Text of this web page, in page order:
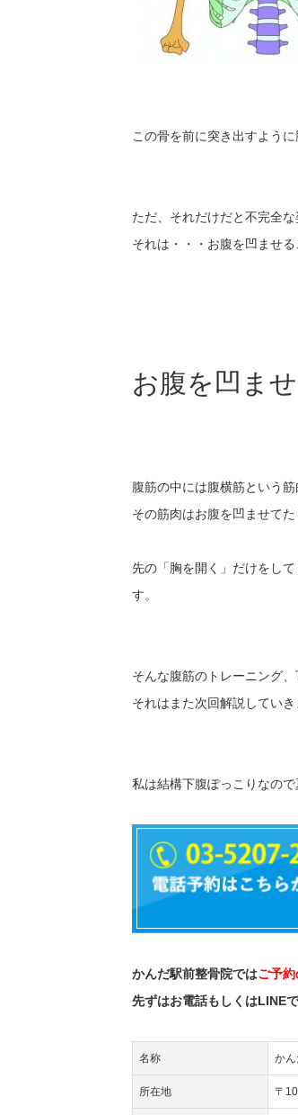
この骨を前に突き出すよう
ただ、それだけだと不完全
それは・・・お腹を凹ませる
お腹を凹ま
腹筋の中には腹横筋という筋
その筋肉はお腹を凹ませて
先の「胸を開く」だけをし
す。
そんな腹筋のトレーニング
それはまた次回解説してい
私は結構下腹ぽっこりなの
かんだ駅前整骨院ではご予約
先ずはお電話もしくはLINE
名称 か
所在地 〒